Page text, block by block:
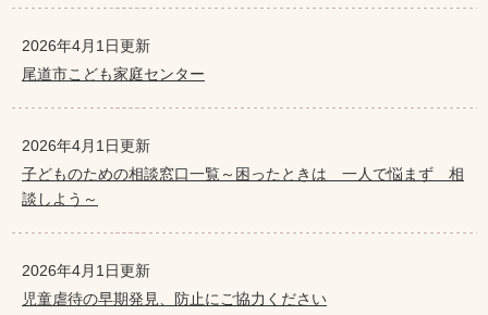
2026年4月1日更新
尾道市こども家庭センター
2026年4月1日更新
子どものための相談窓口一覧～困ったときは 一人で悩まず 相
談しよう～
2026年4月1日更新
児童虐待の早期発見、防止にご協力ください